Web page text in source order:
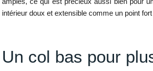
intérieur doux et extensible comme un point
Un col bas pour